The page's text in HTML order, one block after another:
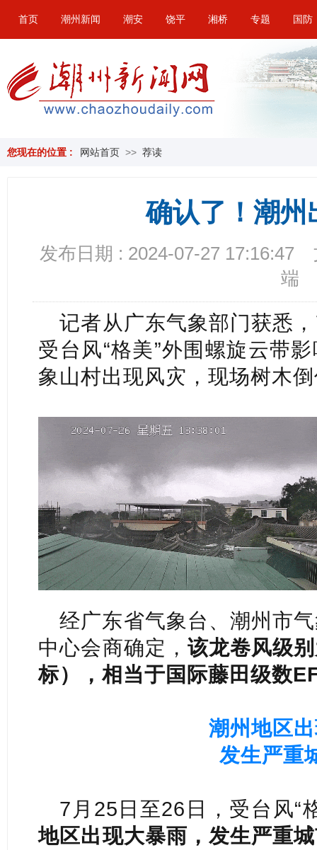
首页 潮州新闻 潮安 饶平 湘桥 专题 国防
您现在的位置 : 网站首页 >> 荐读
确认了！潮州
发布日期 : 2024-07-27 17:16:47
端
记者从广东气象部门获悉
受台风“格美”外围螺旋云带
象山村出现风灾，现场树木
经广东省气象台、潮州市
中心会商确定， 该龙卷风级
标），相当于国际藤田级数
潮州地区
发生严重
7月25日至26日，受台风“
地区出现大暴雨，发生严重